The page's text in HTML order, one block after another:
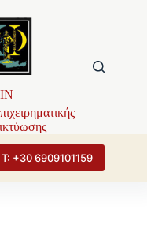
Τ: +30 6909101159